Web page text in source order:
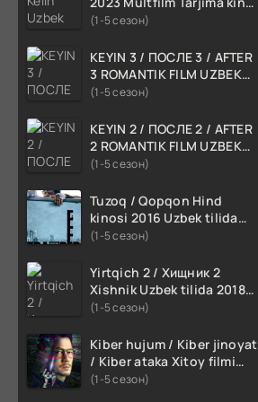
skachat
(1-5 сезон)
KEYIN 3 / ПОСЛЕ 3 / AFTER
3 ROMANTIK FILM UZBEK
TILIDA 2021 TARJIMA FILM
(1-5 сезон)
KEYIN 2 / ПОСЛЕ 2 / AFTER
2 ROMANTIK FILM UZBEK
TILIDA 2020 TARJIMA FILM
(1-5 сезон)
Tuzoq / Qopqon Hind
kinosi 2016 Uzbek tilida
tarjima film HD
(1-5 сезон)
Yirtqich 2 / Хищник 2
Xishnik Uzbek tilida 2018-
2024 O'zbekcha tarjima
(1-5 сезон)
Kiber hujum / Kiber jinoyat
/ Kiber ataka Xitoy filmi
Uzbek tilida O'zbekcha
(1-5 сезон)